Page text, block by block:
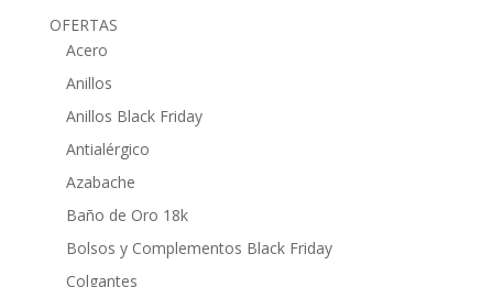
OFERTAS
Acero
Anillos
Anillos Black Friday
Antialérgico
Azabache
Baño de Oro 18k
Bolsos y Complementos Black Friday
Colgantes